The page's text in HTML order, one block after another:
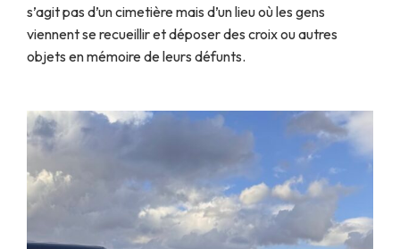
s’agit pas d’un cimetière mais d’un lieu où les gens
viennent se recueillir et déposer des croix ou autres
objets en mémoire de leurs défunts.